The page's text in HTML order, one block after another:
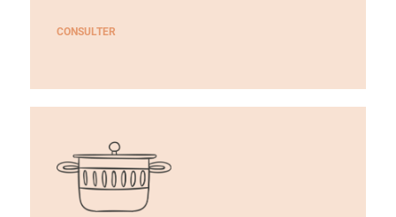
CONSULTER